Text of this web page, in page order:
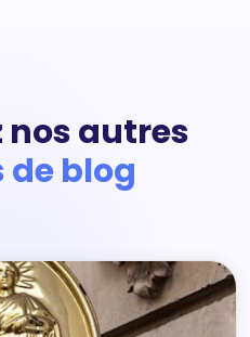
nos autres
blog